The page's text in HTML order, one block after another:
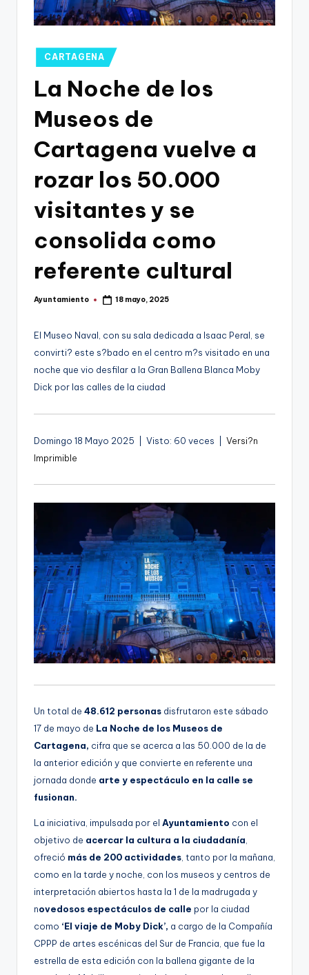
Publicado
en
CARTAGENA
La Noche de los
Museos de
Cartagena vuelve a
rozar los 50.000
visitantes y se
consolida como
referente cultural
Publicado
Ayuntamiento 18 mayo, 2025
El Museo Naval, con su sala dedicada a Isaac Peral, se
convirti? este s?bado en el centro m?s visitado en una
noche que vio desfilar a la Gran Ballena Blanca Moby
Dick por las calles de la ciudad
Domingo 18 Mayo 2025 | Visto: 60 veces | Versi?n
Imprimible
Un total de 48.612 personas disfrutaron este sábado
17 de mayo de La Noche de los Museos de
Cartagena, cifra que se acerca a las 50.000 de la de
la anterior edición y que convierte en referente una
jornada donde arte y espectáculo en la calle se
fusionan.
La iniciativa, impulsada por el Ayuntamiento con el
objetivo de acercar la cultura a la ciudadanía,
ofreció más de 200 actividades, tanto por la mañana,
como en la tarde y noche, con los museos y centros de
interpretación abiertos hasta la 1 de la madrugada y
novedosos espectáculos de calle por la ciudad
como ‘El viaje de Moby Dick’, a cargo de la Compañía
CPPP de artes escénicas del Sur de Francia, que fue la
estrella de esta edición con la ballena gigante de la